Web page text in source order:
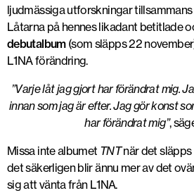
ljudmässiga utforskningar
Låtarna på hennes likadant betitlade
debutalbum(som släpps 22
L1NA förändring.
”Varje låt jag gjort har förändrat mig.
innan som jag är efter. Jag gör konst
har förändrat mig”,
Missa inte albumet TNTnär det släpps
det säkerligen blir ännu mer av det
sig att vänta från L1NA.